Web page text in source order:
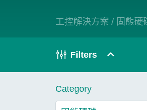
產業應用
技術
部落格
部落格
工控解決方案 / 固態硬
Filters
Category